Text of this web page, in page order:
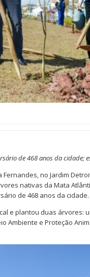
de 468 anos da cidade;
Fernandes, no Jardim
nativas da Mata
de 468 anos da cidade.
e plantou duas árvores:
Ambiente e Proteção